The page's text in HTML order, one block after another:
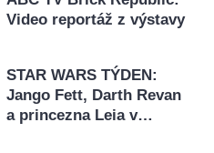
Video reportáž z výstavy
STAR WARS TÝDEN:
Jango Fett, Darth Revan
a princezna Leia v…